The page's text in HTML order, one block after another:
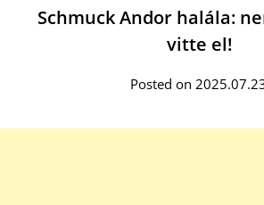
Schmuck Andor halála:
vitte el!
Posted on